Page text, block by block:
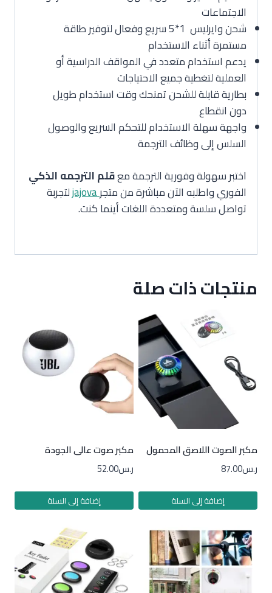
الاجتماعات
شحن وايرليس 1*5 سريع وفعال لتوفير طاقة
مستمرة أثناء الاستخدام
يدعم استخدام متعدد في المواقف الدراسية أو
العملية لتغطية جميع الاحتياجات
بطارية قابلة للشحن تمنحك وقت استخدام طويل
دون انقطاع
واجهة سهلة الاستخدام للتحكم السريع والوصول
السلس إلى وظائف الترجمة
اختبر سهولة وفورية الترجمة معقلم الترجمه الذكي
الفوري واطلبه الآن مباشرة من متجرjajovaلتجربة
تواصل سلسة ومتعددة اللغات أينما كنت.
منتجات ذات صلة
مكبر الصوت اللاصق المحمول
ر.س87.00
إضافة إلى السلة
مكبر صوت عالى الجودة
ر.س52.00
إضافة إلى السلة